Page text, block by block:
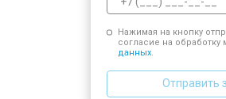
Нажимая на кнопку
согласие на обработку
данных.
Отправить